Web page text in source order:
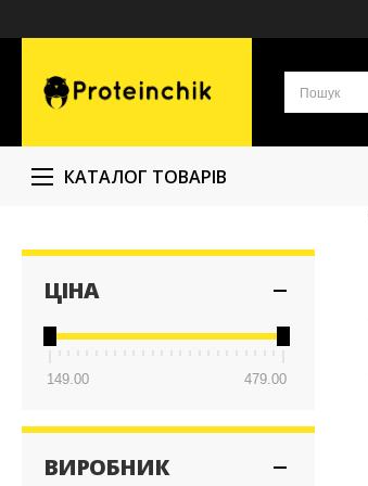
КАТАЛОГ ТОВАРІВ
ЦІНА
149.00 479.00
ВИРОБНИК